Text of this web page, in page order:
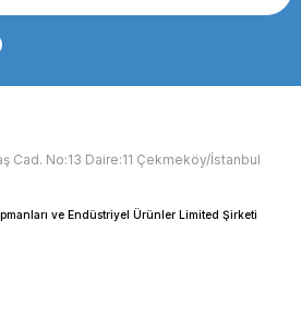
Cad. No:13 Daire:11 Çekmeköy/İstanbul
ve Endüstriyel Ürünler Limited Şirketi